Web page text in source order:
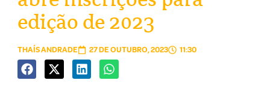
edição de 2023
THAÍS ANDRADE 27 DE OUTUBRO, 2023 11:30